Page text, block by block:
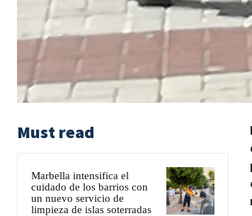
Must read
Marbella intensifica el
cuidado de los barrios con
un nuevo servicio de
limpieza de islas soterradas